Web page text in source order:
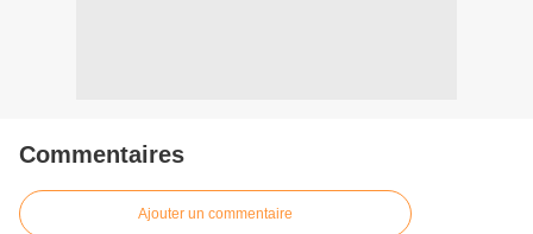
Commentaires
Ajouter un commentaire